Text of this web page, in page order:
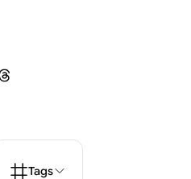
Pinterest
on Threads
Tags